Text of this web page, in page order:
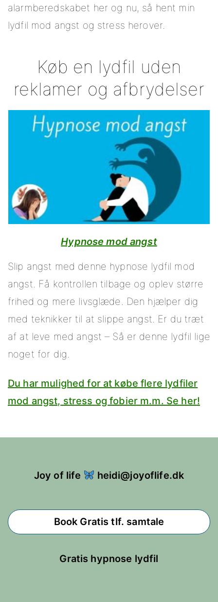
alarmberedskabet her og nu, så hent min
lydfil mod angst og stress herover.
Køb en lydfil uden
reklamer og afbrydelser
Hypnose mod angst
Slip angst med denne hypnose lydfil mod
angst. Få kontrollen tilbage og oplev større
frihed og mere livsglæde. Den hjælper dig
med teknikker til at slippe angst. Er du træt
af at leve med angst – Så er denne lydfil lige
noget for dig.
Du har mulighed for at købe flere lydfiler
mod angst, stress og fobier m.m. Se her!
Joy of life heidi@joyoflife.dk
Book Gratis tlf. samtale
Gratis hypnose lydfil